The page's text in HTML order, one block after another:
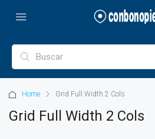
Home Grid Full Width 2 Cols
Grid Full Width 2 Cols